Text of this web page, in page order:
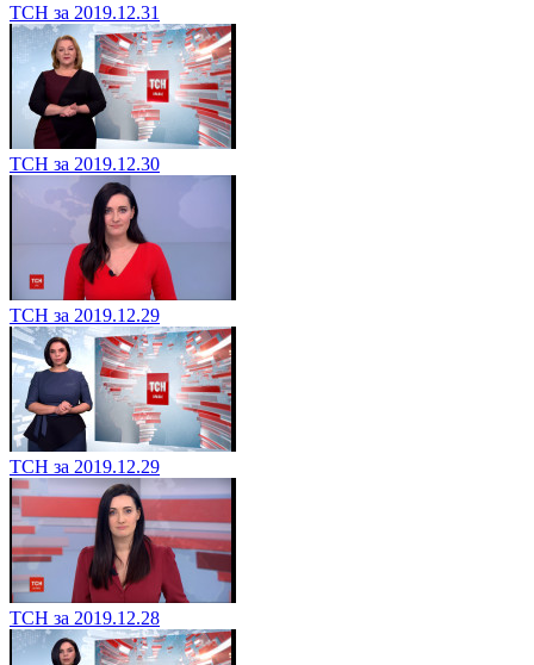
ТСН за 2019.12.31
ТСН за 2019.12.30
ТСН за 2019.12.29
ТСН за 2019.12.29
ТСН за 2019.12.28